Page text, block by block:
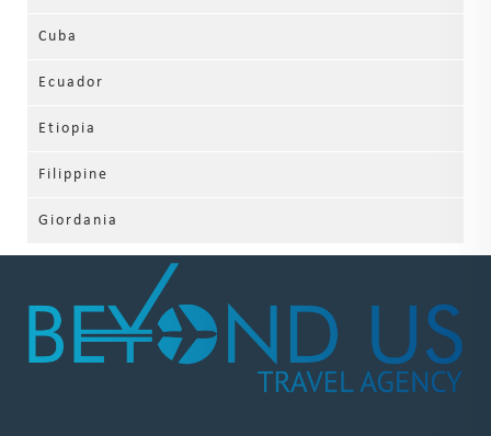
Cuba
Ecuador
Etiopia
Filippine
Giordania